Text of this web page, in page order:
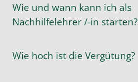
Wie und wann kann ich als
Nachhilfelehrer /-in starten?
Wie hoch ist die Vergütung?